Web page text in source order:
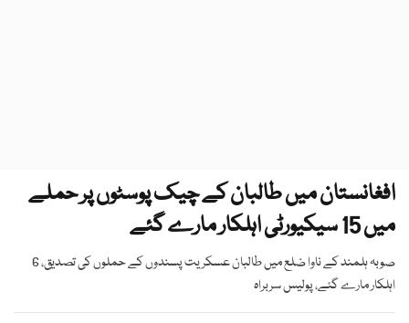
افغانستان میں طالبان کے چیک پوسٹوں پر حملے
میں 15 سیکیورٹی اہلکار مارے گئے
صوبہ ہلمند کے ناوا ضلع میں طالبان عسکریت پسندوں کے حملوں کی تصدیق، 6
اہلکار مارے گئے، پولیس سربراہ